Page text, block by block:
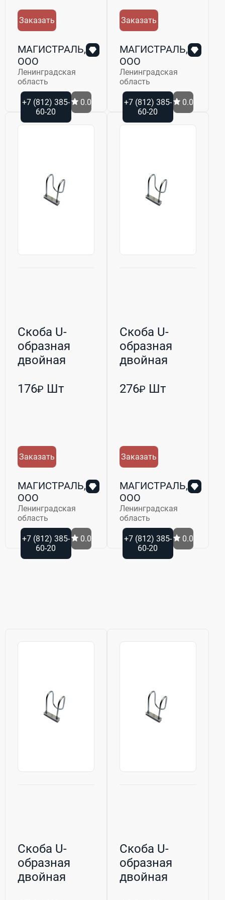
Заказать
МАГИСТРАЛЬ,
ООО
Ленинградская
область
+7 (812) 385-
60-20
0.0
Заказать
МАГИСТРАЛЬ,
ООО
Ленинградская
область
+7 (812) 385-
60-20
0.0
Скоба U-
образная
двойная
М8 76/27 (РБ...
176₽ Шт
Заказать
МАГИСТРАЛЬ,
ООО
Ленинградская
область
+7 (812) 385-
60-20
0.0
Скоба U-
образная
двойная
М10 60/48 (Р...
276₽ Шт
Заказать
МАГИСТРАЛЬ,
ООО
Ленинградская
область
+7 (812) 385-
60-20
0.0
Скоба U-
образная
двойная
Скоба U-
образная
двойная